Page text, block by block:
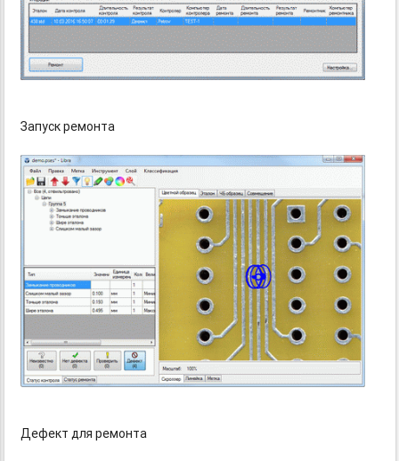
Запуск ремонта
Дефект для ремонта